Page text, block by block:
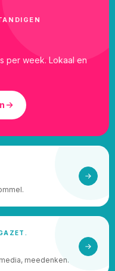
per week. Lokaal en
meedenken.